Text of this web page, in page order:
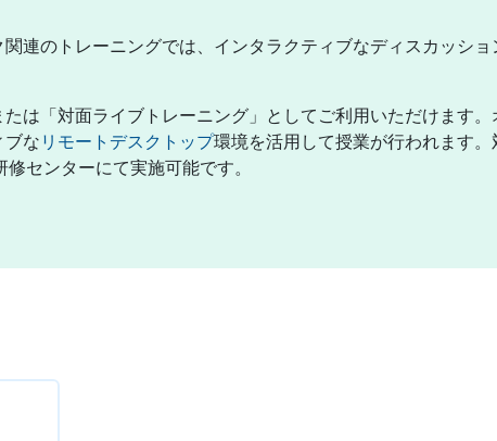
連のトレーニングでは、インタラクティブなディスカッシ
は「対面ライブトレーニング」としてご利用いただけます
なリモートデスクトップ環境を活用して授業が行われます
センターにて実施可能です。